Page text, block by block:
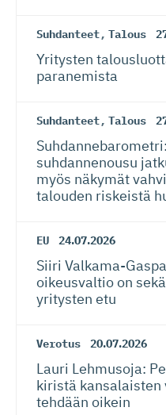
Suhdanteet, Talous
Yritysten
paranemista
Suhdanteet, Talous
suhdannenousu
myös näkymät
talouden riskeistä
EU 24.07.2026
Siiri Valkama-
oikeusvaltio on
yritysten etu
Verotus 20.07.2026
Lauri Lehmusoja:
kiristä kansalaisten
tehdään oikein